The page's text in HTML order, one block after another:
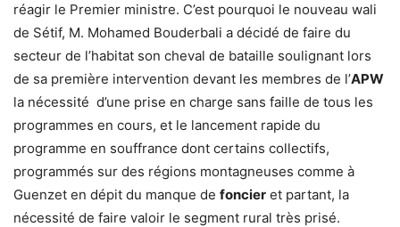
réagir le Premier ministre. C’est pourquoi le nouveau wali
de Sétif, M. Mohamed Bouderbali a décidé de faire du
secteur de l’habitat son cheval de bataille soulignant lors
de sa première intervention devant les membres de l’APW
la nécessité d’une prise en charge sans faille de tous les
programmes en cours, et le lancement rapide du
programme en souffrance dont certains collectifs,
programmés sur des régions montagneuses comme à
Guenzet en dépit du manque de foncier et partant, la
nécessité de faire valoir le segment rural très prisé.